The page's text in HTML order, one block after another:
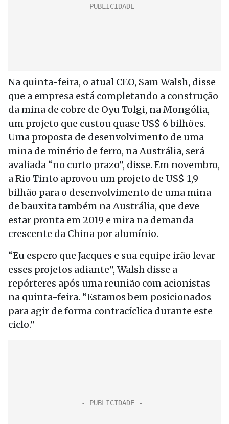
Na quinta-feira, o atual CEO, Sam Walsh, disse
que a empresa está completando a construção
da mina de cobre de Oyu Tolgi, na Mongólia,
um projeto que custou quase US$ 6 bilhões.
Uma proposta de desenvolvimento de uma
mina de minério de ferro, na Austrália, será
avaliada “no curto prazo”, disse. Em novembro,
a Rio Tinto aprovou um projeto de US$ 1,9
bilhão para o desenvolvimento de uma mina
de bauxita também na Austrália, que deve
estar pronta em 2019 e mira na demanda
crescente da China por alumínio.
“Eu espero que Jacques e sua equipe irão levar
esses projetos adiante”, Walsh disse a
repórteres após uma reunião com acionistas
na quinta-feira. “Estamos bem posicionados
para agir de forma contracíclica durante este
ciclo.”